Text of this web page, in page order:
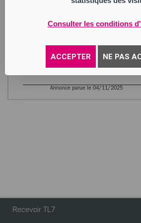
Consulter les conditions
ACCEPTER NE PAS
Société à Responsabilité Limitée
Siège social : 12 rue de Sorbiers
529 281 453 RCS Saint Etienne
Activité : courtage en crédit
Annonce parue le 04/11/2025
Recevoir TL7